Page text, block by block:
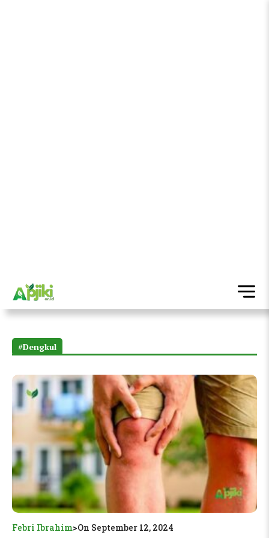
#Dengkul
Febri Ibrahim>On September 12, 2024